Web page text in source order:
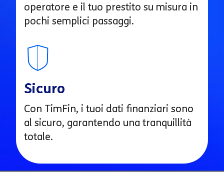
operatore e il tuo prestito su misura in
pochi semplici passaggi.
Sicuro
Con TimFin, i tuoi dati finanziari sono
al sicuro, garantendo una tranquillità
totale.